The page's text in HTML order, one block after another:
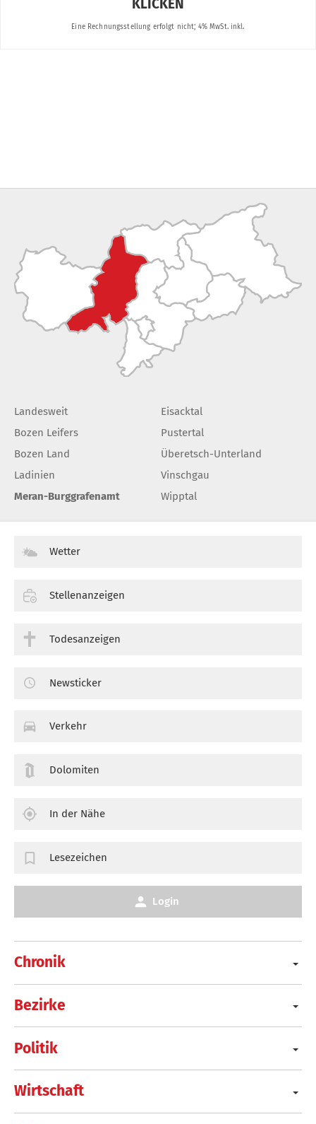
Landesweit
Bozen Leifers
Bozen Land
Ladinien
Meran-Burggrafenamt
Eisacktal
Pustertal
Überetsch-Unterland
Vinschgau
Wipptal
Chronik
Bezirke
Politik
Wirtschaft
Wetter
Stellenanzeigen
Todesanzeigen
Newsticker
Verkehr
Dolomiten
In der Nähe
Lesezeichen
Login